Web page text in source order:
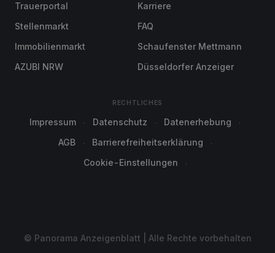
Trauerportal
Stellenmarkt
Immobilienmarkt
AZUBI NRW
Karriere
FAQ
Schaufenster Mettmann
Düsseldorfer Anzeiger
RECHTLICHES
Impressum Datenschutz
Datenerhebung
AGB
Barrierefreiheitserklärung
Cookie-Einstellungen
© Panorama Anzeigenblatt | Alle Rechte vorbehalten